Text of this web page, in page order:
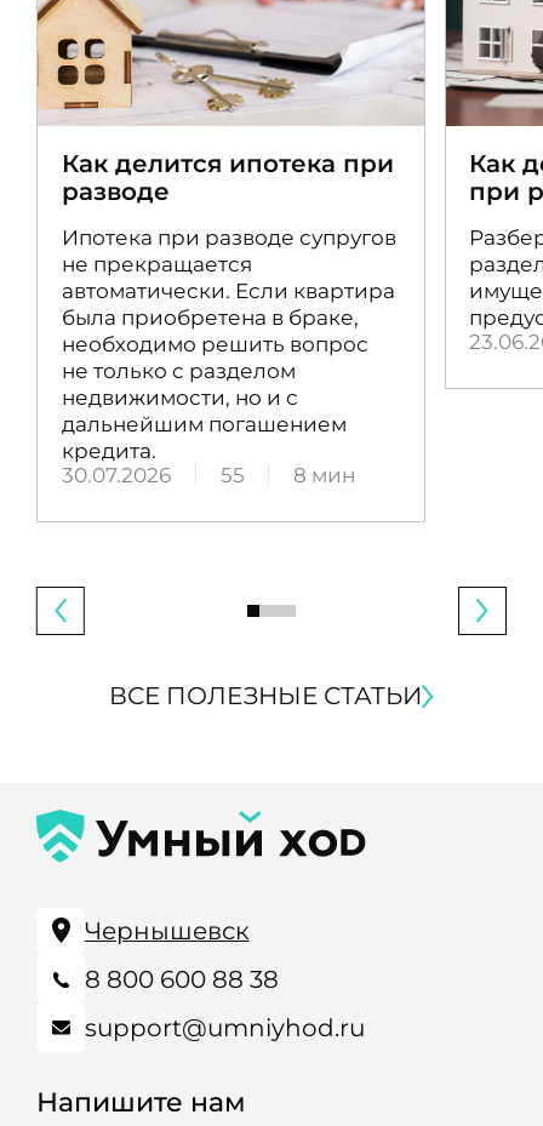
Как делится ипотека при
разводе
Ипотека при разводе супругов
не прекращается
автоматически. Если квартира
была приобретена в браке,
необходимо решить вопрос
не только с разделом
недвижимости, но и с
дальнейшим погашением
кредита.
30.07.2026
55 8 мин
Как
при
ВСЕ ПОЛЕЗНЫЕ СТАТЬИ
Чернышевск
8 800 600 88 38
support@umniyhod.ru
Напишите нам